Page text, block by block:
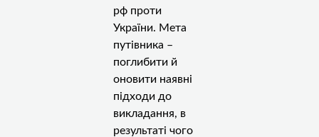
рф проти
України. Мета
путівника –
поглибити й
оновити наявні
підходи до
викладання, в
результаті чого